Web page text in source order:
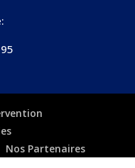
Nos Partenaires